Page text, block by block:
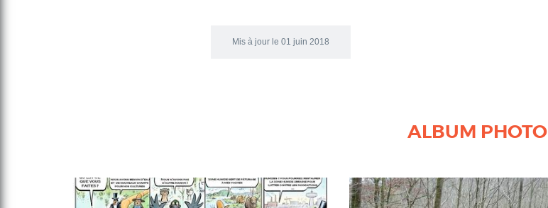
Mis à jour le 01 juin 2018
ALBUM PHOTO